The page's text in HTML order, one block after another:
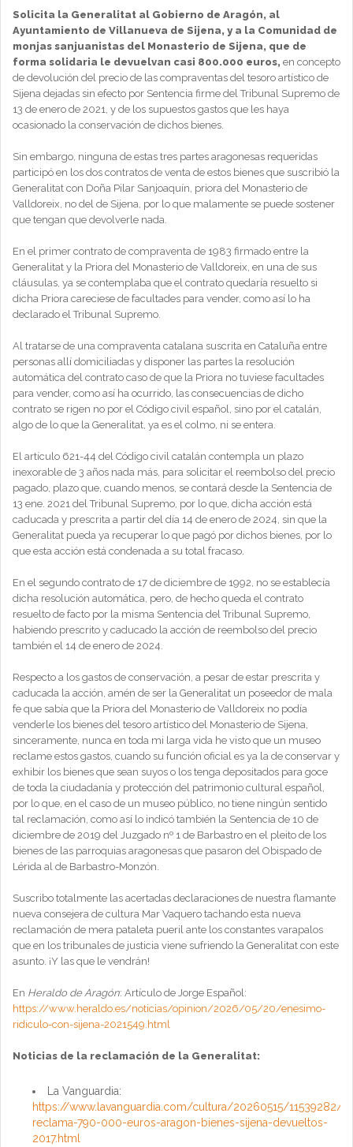
Solicita la Generalitat al Gobierno de Aragón, al
Ayuntamiento de Villanueva de Sijena, y a la Comunidad de
monjas sanjuanistas del Monasterio de Sijena, que de
forma solidaria le devuelvan casi 800.000 euros, en concepto
de devolución del precio de las compraventas del tesoro artístico de
Sijena dejadas sin efecto por Sentencia firme del Tribunal Supremo de
13 de enero de 2021, y de los supuestos gastos que les haya
ocasionado la conservación de dichos bienes.
Sin embargo, ninguna de estas tres partes aragonesas requeridas
participó en los dos contratos de venta de estos bienes que suscribió la
Generalitat con Doña Pilar Sanjoaquín, priora del Monasterio de
Valldoreix, no del de Sijena, por lo que malamente se puede sostener
que tengan que devolverle nada.
En el primer contrato de compraventa de 1983 firmado entre la
Generalitat y la Priora del Monasterio de Valldoreix, en una de sus
cláusulas, ya se contemplaba que el contrato quedaría resuelto si
dicha Priora careciese de facultades para vender, como así lo ha
declarado el Tribunal Supremo.
Al tratarse de una compraventa catalana suscrita en Cataluña entre
personas allí domiciliadas y disponer las partes la resolución
automática del contrato caso de que la Priora no tuviese facultades
para vender, como así ha ocurrido, las consecuencias de dicho
contrato se rigen no por el Código civil español, sino por el catalán,
algo de lo que la Generalitat, ya es el colmo, ni se entera.
El artículo 621-44 del Código civil catalán contempla un plazo
inexorable de 3 años nada más, para solicitar el reembolso del precio
pagado, plazo que, cuando menos, se contará desde la Sentencia de
13 ene. 2021 del Tribunal Supremo, por lo que, dicha acción está
caducada y prescrita a partir del día 14 de enero de 2024, sin que la
Generalitat pueda ya recuperar lo que pagó por dichos bienes, por lo
que esta acción está condenada a su total fracaso.
En el segundo contrato de 17 de diciembre de 1992, no se establecía
dicha resolución automática, pero, de hecho queda el contrato
resuelto de facto por la misma Sentencia del Tribunal Supremo,
habiendo prescrito y caducado la acción de reembolso del precio
también el 14 de enero de 2024.
Respecto a los gastos de conservación, a pesar de estar prescrita y
caducada la acción, amén de ser la Generalitat un poseedor de mala
fe que sabía que la Priora del Monasterio de Valldoreix no podía
venderle los bienes del tesoro artístico del Monasterio de Sijena,
sinceramente, nunca en toda mi larga vida he visto que un museo
reclame estos gastos, cuando su función oficial es ya la de conservar y
exhibir los bienes que sean suyos o los tenga depositados para goce
de toda la ciudadanía y protección del patrimonio cultural español,
por lo que, en el caso de un museo público, no tiene ningún sentido
tal reclamación, como así lo indicó también la Sentencia de 10 de
diciembre de 2019 del Juzgado nº 1 de Barbastro en el pleito de los
bienes de las parroquias aragonesas que pasaron del Obispado de
Lérida al de Barbastro-Monzón.
Suscribo totalmente las acertadas declaraciones de nuestra flamante
nueva consejera de cultura Mar Vaquero tachando esta nueva
reclamación de mera pataleta pueril ante los constantes varapalos
que en los tribunales de justicia viene sufriendo la Generalitat con este
asunto. ¡Y las que le vendrán!
En Heraldo de Aragón: Artículo de Jorge Español:
https://www.heraldo.es/noticias/opinion/2026/05/20/enesimo-
ridiculo-con-sijena-2021549.html
Noticias de la reclamación de la Generalitat:
La Vanguardia:
https://www.lavanguardia.com/cultura/20260515/11539282/
reclama-790-000-euros-aragon-bienes-sijena-devueltos-
2017.html